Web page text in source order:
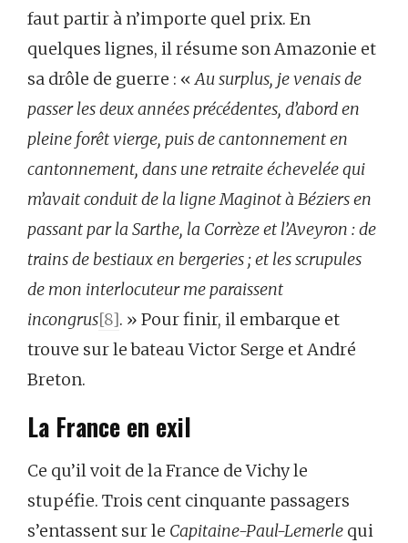
faut partir à n’importe quel prix. En
quelques lignes, il résume son Amazonie et
sa drôle de guerre : «Au surplus, je venais de
passer les deux années précédentes, d’abord en
pleine forêt vierge, puis de cantonnement en
cantonnement, dans une retraite échevelée qui
m’avait conduit de la ligneMaginot à Béziers en
passant par la Sarthe, la Corrèze et l’Aveyron : de
trains de bestiaux en bergeries ; et les scrupules
de mon interlocuteur me paraissent
incongrus[8]. » Pour finir, il embarque et
trouve sur le bateau Victor Serge et André
Breton.
La France en exil
Ce qu’il voit de la France de Vichy le
stupéfie. Trois cent cinquante passagers
s’entassent sur le Capitaine-Paul-Lemerle qui